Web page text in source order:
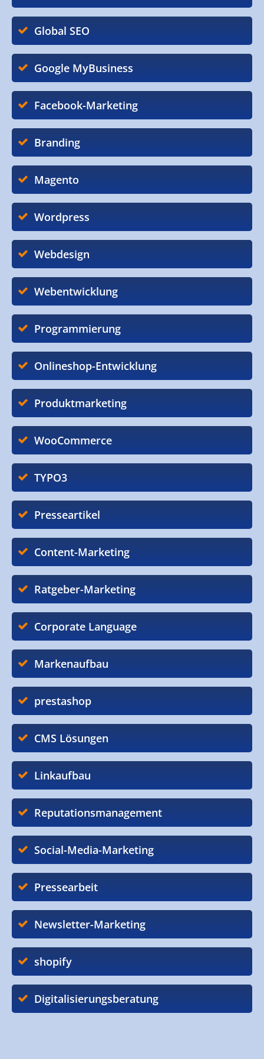
Global SEO
Google MyBusiness
Facebook-Marketing
Branding
Magento
Wordpress
Webdesign
Webentwicklung
Programmierung
Onlineshop-Entwicklung
Produktmarketing
WooCommerce
TYPO3
Presseartikel
Content-Marketing
Ratgeber-Marketing
Corporate Language
Markenaufbau
prestashop
CMS Lösungen
Linkaufbau
Reputationsmanagement
Social-Media-Marketing
Pressearbeit
Newsletter-Marketing
shopify
Digitalisierungsberatung